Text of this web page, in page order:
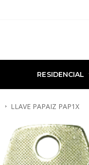
RESIDENCIAL
LLAVE PAPAIZ PAP1X